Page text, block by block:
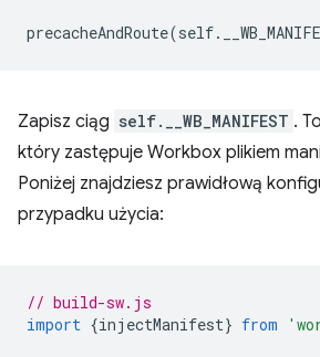
precacheAndRoute(self.
Zapisz ciąg self.__WB_MANIFEST .
który zastępuje Workbox plikiem
Poniżej znajdziesz prawidłową
przypadku użycia:
// build-sw.js
import {injectManifest} from